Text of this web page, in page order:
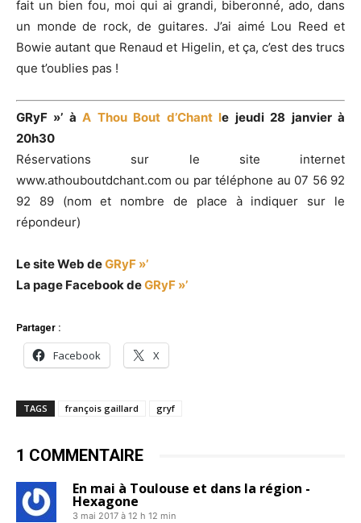
fait un bien fou, moi qui ai grandi, biberonné, ado, dans
un monde de rock, de guitares. J’ai aimé Lou Reed et
Bowie autant que Renaud et Higelin, et ça, c’est des trucs
que t’oublies pas !
GRyF »’ àA Thou Bout d’Chant le jeudi 28 janvier à
20h30
Réservations sur le site internet
www.athouboutdchant.com ou par téléphone au 07 56 92
92 89 (nom et nombre de place à indiquer sur le
répondeur)
Le site Web deGRyF »’
La page Facebook deGRyF »’
Partager :
Facebook X
TAGS françois gaillard gryf
1 COMMENTAIRE
En mai à Toulouse et dans la région -
Hexagone
3 mai 2017 à 12 h 12 min